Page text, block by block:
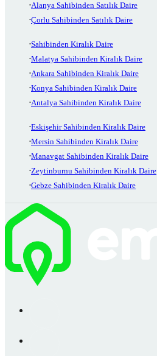
Alanya Sahibinden Satılık Daire
Çorlu Sahibinden Satılık Daire
Sahibinden Kiralık Daire
Malatya Sahibinden Kiralık Daire
Ankara Sahibinden Kiralık Daire
Konya Sahibinden Kiralık Daire
Antalya Sahibinden Kiralık Daire
Eskişehir Sahibinden Kiralık Daire
Mersin Sahibinden Kiralık Daire
Manavgat Sahibinden Kiralık Daire
Zeytinburnu Sahibinden Kiralık Daire
Gebze Sahibinden Kiralık Daire